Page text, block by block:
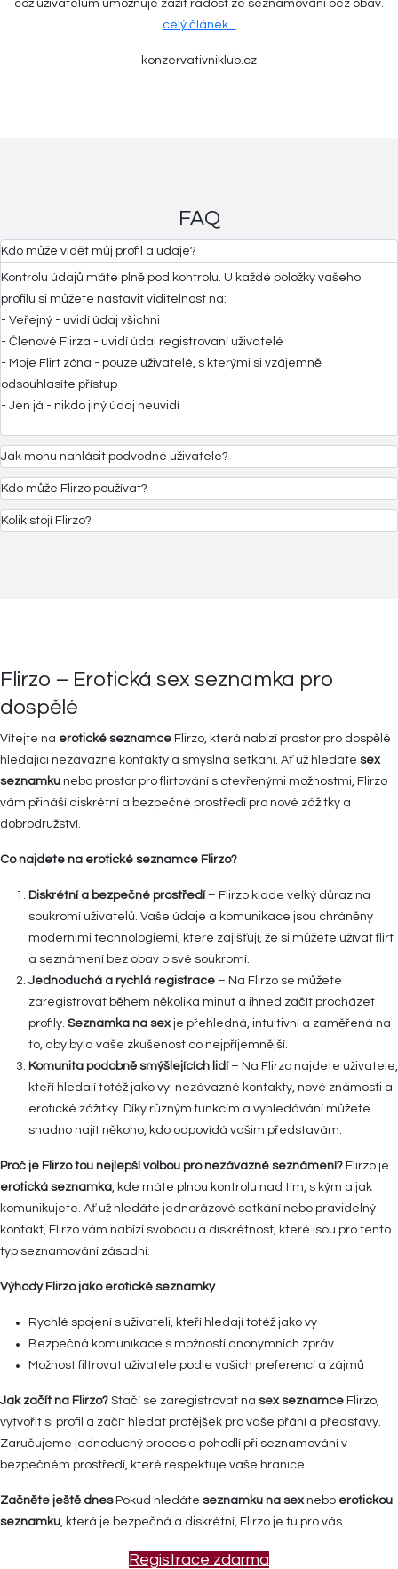
což uživatelům umožňuje zažít radost ze seznamování bez obav.
celý článek...
konzervativniklub.cz
FAQ
Kdo může vidět můj profil a údaje?
Kontrolu údajů máte plně pod kontrolu. U každé položky vašeho
profilu si můžete nastavit viditelnost na:
- Veřejný - uvidí údaj všichni
- Členové Flirza - uvidí údaj registrovaní uživatelé
- Moje Flirt zóna - pouze uživatelé, s kterými si vzájemně
odsouhlasíte přístup
- Jen já - nikdo jiný údaj neuvidí
Jak mohu nahlásit podvodné uživatele?
Kdo může Flirzo používat?
Kolik stojí Flirzo?
Flirzo – Erotická sex seznamka pro
dospělé
Vítejte na erotické seznamce Flirzo, která nabízí prostor pro dospělé
hledající nezávazné kontakty a smyslná setkání. Ať už hledáte sex
seznamku nebo prostor pro flirtování s otevřenými možnostmi, Flirzo
vám přináší diskrétní a bezpečné prostředí pro nové zážitky a
dobrodružství.
Co najdete na erotické seznamce Flirzo?
Diskrétní a bezpečné prostředí– Flirzo klade velký důraz na
soukromí uživatelů. Vaše údaje a komunikace jsou chráněny
moderními technologiemi, které zajišťují, že si můžete užívat flirt
a seznámení bez obav o své soukromí.
Jednoduchá a rychlá registrace – Na Flirzo se můžete
zaregistrovat během několika minut a ihned začít procházet
profily. Seznamka na sex je přehledná, intuitivní a zaměřená na
to, aby byla vaše zkušenost co nejpříjemnější.
Komunita podobně smýšlejících lidí– Na Flirzo najdete uživatele,
kteří hledají totéž jako vy: nezávazné kontakty, nové známosti a
erotické zážitky. Díky různým funkcím a vyhledávání můžete
snadno najít někoho, kdo odpovídá vašim představám.
Proč je Flirzo tou nejlepší volbou pro nezávazné seznámení? Flirzo je
erotická seznamka , kde máte plnou kontrolu nad tím, s kým a jak
komunikujete. Ať už hledáte jednorázové setkání nebo pravidelný
kontakt, Flirzo vám nabízí svobodu a diskrétnost, které jsou pro tento
typ seznamování zásadní.
Výhody Flirzo jako erotické seznamky
Rychlé spojení s uživateli, kteří hledají totéž jako vy
Bezpečná komunikace s možností anonymních zpráv
Možnost filtrovat uživatele podle vašich preferencí a zájmů
Jak začít na Flirzo? Stačí se zaregistrovat na sex seznamce Flirzo,
vytvořit si profil a začít hledat protějšek pro vaše přání a představy.
Zaručujeme jednoduchý proces a pohodlí při seznamování v
bezpečném prostředí, které respektuje vaše hranice.
Začněte ještě dnesPokud hledáte seznamku na sex nebo erotickou
seznamku , která je bezpečná a diskrétní, Flirzo je tu pro vás.
Registrace zdarma